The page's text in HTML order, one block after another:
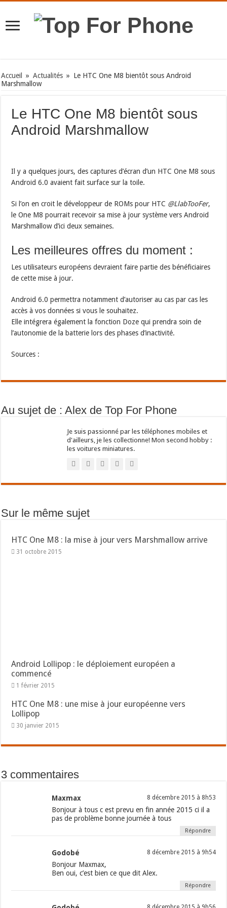
Accueil » Actualités » Le HTC One M8 bientôt sous Android
Marshmallow
Le HTC One M8 bientôt sous
Android Marshmallow
Il y a quelques jours, des captures d’écran d’un HTC One M8 sous
Android 6.0 avaient fait surface sur la toile.
Si l’on en croit le développeur de ROMs pour HTC @LlabTooFer,
le One M8 pourrait recevoir sa mise à jour système vers Android
Marshmallow d’ici deux semaines.
Les meilleures offres du moment :
Les utilisateurs européens devraient faire partie des bénéficiaires
de cette mise à jour.
Android 6.0 permettra notamment d’autoriser au cas par cas les
accès à vos données si vous le souhaitez.
Elle intégrera également la fonction Doze qui prendra soin de
l’autonomie de la batterie lors des phases d’inactivité.
Sources :
Au sujet de : Alex de Top For Phone
Je suis passionné par les téléphones mobiles et
d'ailleurs, je les collectionne! Mon second hobby :
les voitures miniatures.
Sur le même sujet
HTC One M8 : la mise à jour vers Marshmallow arrive
31 octobre 2015
Android Lollipop : le déploiement européen a
commencé
1 février 2015
HTC One M8 : une mise à jour européenne vers
Lollipop
30 janvier 2015
3 commentaires
Maxmax 8 décembre 2015 à 8h53
Bonjour à tous c est prevu en fin année 2015 ci il a
pas de problème bonne journée à tous
Répondre
Godobé 8 décembre 2015 à 9h54
Bonjour Maxmax,
Ben oui, c’est bien ce que dit Alex.
Répondre